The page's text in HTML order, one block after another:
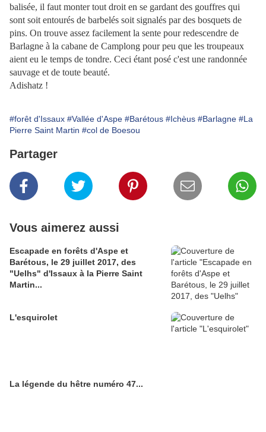
balisée, il faut monter tout droit en se gardant des gouffres qui
sont soit entourés de barbelés soit signalés par des bosquets de
pins. On trouve assez facilement la sente pour redescendre de
Barlagne à la cabane de Camplong pour peu que les troupeaux
aient eu le temps de tondre. Ceci étant posé c'est une randonnée
sauvage et de toute beauté.
Adishatz !
#forêt d'Issaux #Vallée d'Aspe #Barétous #Ichèus #Barlagne #La
Pierre Saint Martin #col de Boesou
Partager
Vous aimerez aussi
Escapade en forêts d'Aspe et
Barétous, le 29 juillet 2017, des
"Uelhs" d'Issaux à la Pierre Saint
Martin...
L'esquirolet
La légende du hêtre numéro 47...